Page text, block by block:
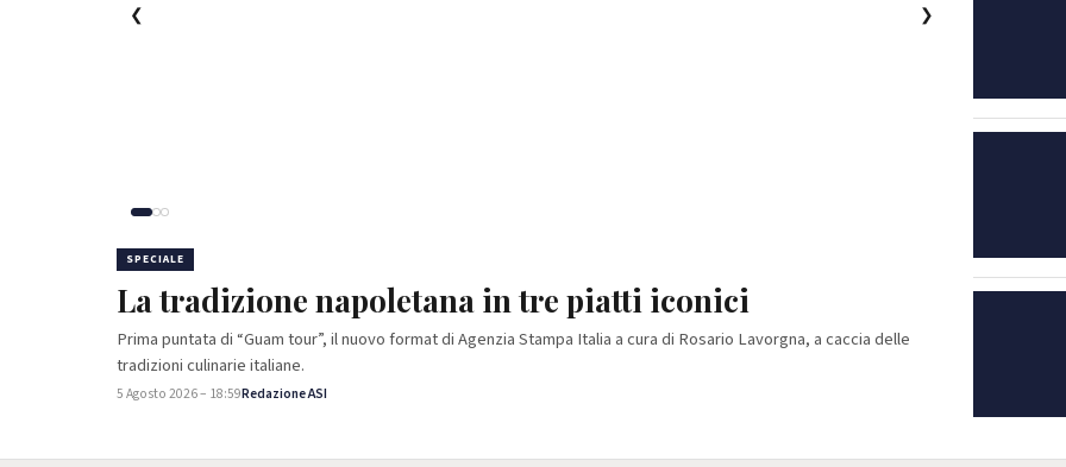
❮ ❯
SPECIALE
La tradizione napoletana in tre piatti iconici
Prima puntata di “Guam tour”, il nuovo format di Agenzia Stampa Italia a cura di Rosario Lavorgna, a caccia delle
tradizioni culinarie italiane.
5 Agosto 2026 – 18:59Redazione ASI